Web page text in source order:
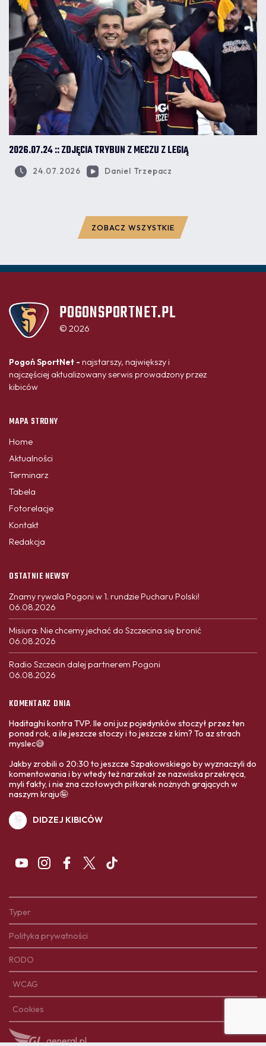
2026.07.24 :: ZDJĘCIA TRYBUN Z MECZU Z LEGIĄ
24.07.2026 Daniel Trzepacz
ZOBACZ WSZYSTKIE
POGONSPORTNET.PL
© 2026
Pogoń SportNet - najstarszy, największy i
najczęściej aktualizowany serwis prowadzony przez
kibiców
MAPA STRONY
Home
Aktualności
Terminarz
Tabela
Fotorelacje
Kontakt
Redakcja
OSTATNIE NEWSY
Znamy rywala Pogoni w 1. rundzie Pucharu Polski!
06.08.2026
Misiura: Nie chcemy jechać do Szczecina się bronić
06.08.2026
Radio Szczecin dalej partnerem Pogoni
06.08.2026
KOMENTARZ DNIA
Haditaghi kontra TVP. Ile oni juz pojedynków stoczył przez ten
ponad rok, a ile jeszcze stoczy i to jeszcze z kim? To az strach
myslec😅
Jakby zrobili o 20:30 to jeszcze Szpakowskiego by wyznaczyli do
komentowania i by wtedy też narzekał ze nazwiska przekręca,
myli fakty, i nie zna czołowych piłkarek nożnych grających w
naszym kraju🤪
DIDZEJ KIBICÓW
Typer
Polityka prywatności
RODO
WCAG
Cookies
general.pl